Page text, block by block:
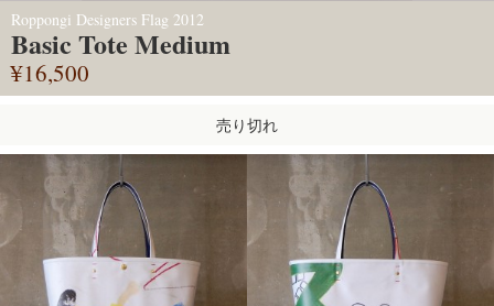
Roppongi Designers Flag 2012
Basic Tote Medium
¥16,500
売り切れ